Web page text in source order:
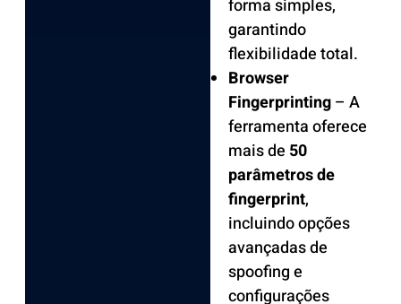
forma simples,
garantindo
flexibilidade total.
Browser
Fingerprinting– A
ferramenta oferece
mais de 50
parâmetros de
fingerprint,
incluindo opções
avançadas de
spoofing e
configurações